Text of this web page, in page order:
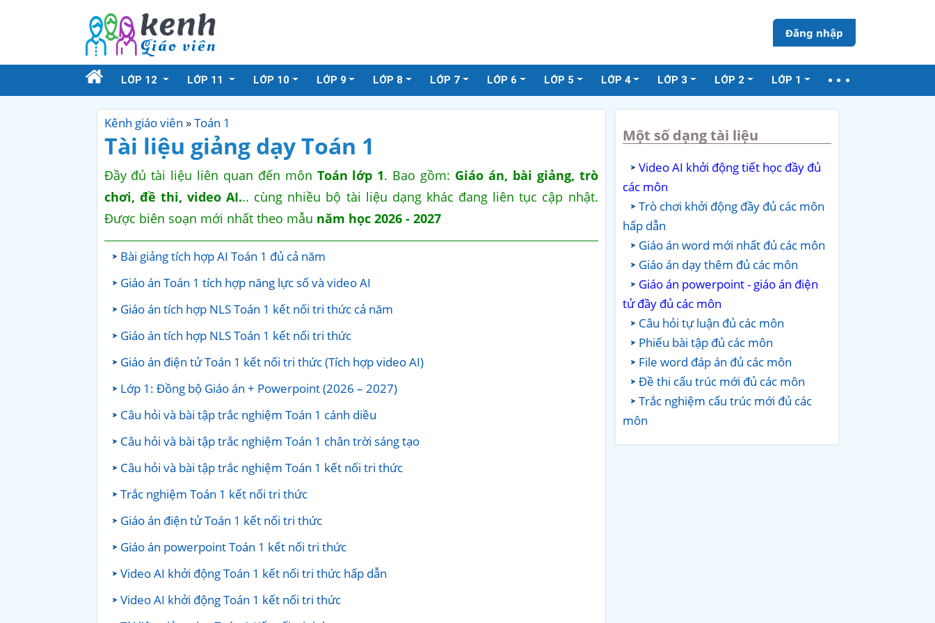
Đăng nhập
LỚP 12 LỚP 11 LỚP 10 LỚP 9 LỚP 8 LỚP 7 LỚP 6 LỚP 5 LỚP 4 LỚP 3 LỚP 2 LỚP 1
Kênh giáo viên »Toán 1
Tài liệu giảng dạy Toán 1
Đầy đủ tài liệu liên quan đến môn Toán lớp 1. Bao gồm: Giáo án, bài giảng, trò
chơi, đề thi, video AI... cùng nhiều bộ tài liệu dạng khác đang liên tục cập nhật.
Được biên soạn mới nhất theo mẫu năm học 2026 - 2027
Bài giảng tích hợp AI Toán 1 đủ cả năm
Giáo án Toán 1 tích hợp năng lực số và video AI
Giáo án tích hợp NLS Toán 1 kết nối tri thức cả năm
Giáo án tích hợp NLS Toán 1 kết nối tri thức
Giáo án điện tử Toán 1 kết nối tri thức (Tích hợp video AI)
Lớp 1: Đồng bộ Giáo án + Powerpoint (2026 – 2027)
Câu hỏi và bài tập trắc nghiệm Toán 1 cánh diều
Câu hỏi và bài tập trắc nghiệm Toán 1 chân trời sáng tạo
Câu hỏi và bài tập trắc nghiệm Toán 1 kết nối tri thức
Trắc nghiệm Toán 1 kết nối tri thức
Giáo án điện tử Toán 1 kết nối tri thức
Giáo án powerpoint Toán 1 kết nối tri thức
Video AI khởi động Toán 1 kết nối tri thức hấp dẫn
Video AI khởi động Toán 1 kết nối tri thức
Một số dạng tài liệu
Video AI khởi động tiết học đầy đủ
các môn
Trò chơi khởi động đầy đủ các môn
hấp dẫn
Giáo án word mới nhất đủ các môn
Giáo án dạy thêm đủ các môn
Giáo án powerpoint - giáo án điện
tử đầy đủ các môn
Câu hỏi tự luận đủ các môn
Phiếu bài tập đủ các môn
File word đáp án đủ các môn
Đề thi cấu trúc mới đủ các môn
Trắc nghiệm cấu trúc mới đủ các
môn